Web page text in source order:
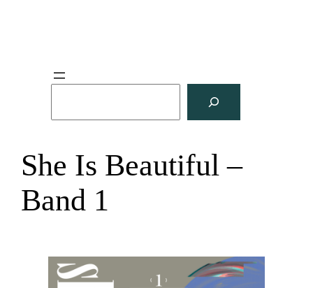
e
She Is Beautiful –
Band 1